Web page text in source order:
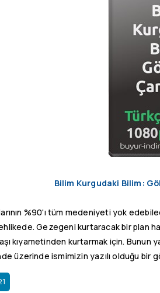
Bilim Kurgudaki Bilim:
%90'ı tüm medeniyeti yok
Gezegeni kurtaracak bir plan
kıyametinden kurtarmak için. Bunun
üzerinde ismimizin yazılı olduğu bir